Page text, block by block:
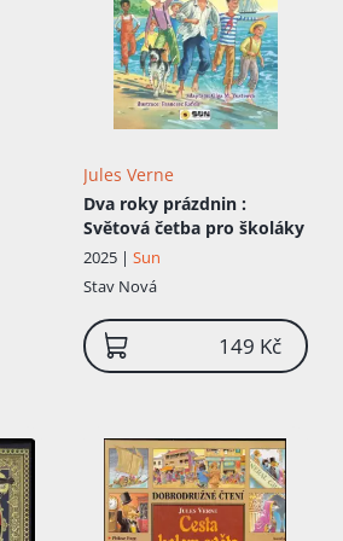
Donatien, který popsal ve svém
nedokončeném románu Kněz v roce 1839
. Roku 1839 se nechal – dle legendy –
najmout ve věku jedenácti let jako plavčík
na loď do Indie, jeho rodiče to však zjistili
korálový náhrdelník. Otci musel slíbit, že
od této doby bude cestovat jen ve svých
snech. Dle jeho vzpomínek však tato
legenda nemusí být úplně mimo realitu –
údajně nastoupil na palubu plachetnice,
důkladně ji prozkoumal a vše si „osahal“.
Mezi lety 1844 a 1846 navštěvoval s
bratrem Paulem Lycée Royal . Maturitu
složil 29. července 1846 v Rennes. Roku
Herminie Arnaud Grossetière a začal
skládat první básně, ve kterých ji
opěvoval. Idylka měla bohužel krátké
trvání – rodiče Herminie těžce snášeli, že
o ni má zájem mladý student bez jisté
Jules Verne
Dva roky prázdnin :
Světová četba pro školáky
2025 | Sun
Stav Nová
149 Kč